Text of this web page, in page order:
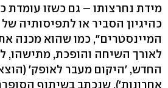
מידת נחרצותו – גם כשזו עומדת
כהיגיון הסביר או לתפיסותיה
המיינסטרים", כמו שהוא מכנה
לאורך השיחה והופכת, מתישהו,
החדש, 'היקום מעבר לאופק'
אחרונות'), שנכתב בשיתוף